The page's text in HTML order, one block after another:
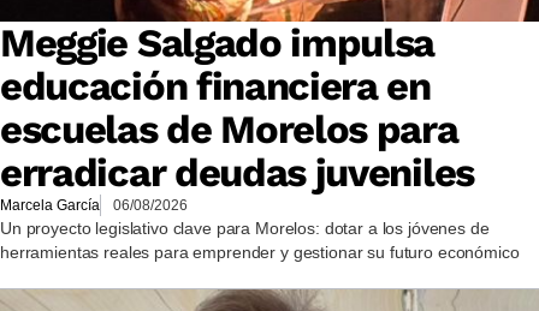
Meggie Salgado impulsa
educación financiera en
escuelas de Morelos para
erradicar deudas juveniles
Marcela García 06/08/2026
Un proyecto legislativo clave para Morelos: dotar a los jóvenes de
herramientas reales para emprender y gestionar su futuro económico